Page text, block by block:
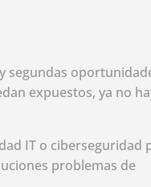
segundas
expuestos, ya no
IT o ciberseguridad
problemas de